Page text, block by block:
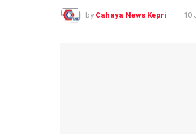
by Cahaya News Kepri 10